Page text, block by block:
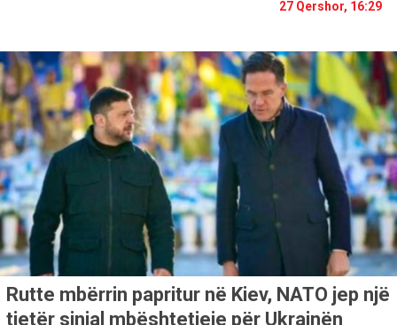
27 Qershor, 16:29
Rutte mbërrin papritur në Kiev, NATO jep një
tjetër sinjal mbështetjeje për Ukrainën